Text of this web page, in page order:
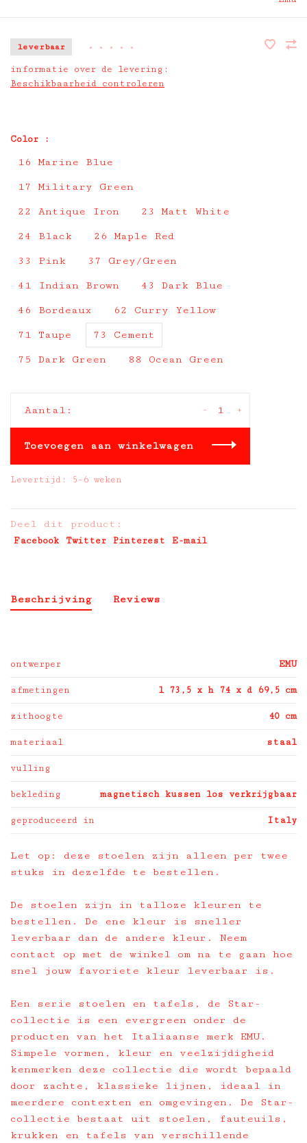
leverbaar • • • • •
informatie over de levering:
Beschikbaarheid controleren
Color :
16 Marine Blue
17 Military Green
22 Antique Iron 23 Matt White
24 Black 26 Maple Red
33 Pink 37 Grey/Green
41 Indian Brown 43 Dark Blue
46 Bordeaux 62 Curry Yellow
71 Taupe 73 Cement
75 Dark Green 88 Ocean Green
Aantal: +
-
Toevoegen aan winkelwagen
Levertijd: 5-6 weken
Deel dit product:
Facebook Twitter Pinterest E-mail
Beschrijving Reviews
ontwerper EMU
afmetingen l 73,5 x h 74 x d 69,5 cm
zithoogte 40 cm
materiaal staal
vulling
bekleding magnetisch kussen los verkrijgbaar
geproduceerd in Italy
Let op: deze stoelen zijn alleen per twee
stuks in dezelfde te bestellen.
De stoelen zijn in talloze kleuren te
bestellen. De ene kleur is sneller
leverbaar dan de andere kleur. Neem
contact op met de winkel om na te gaan hoe
snel jouw favoriete kleur leverbaar is.
Een serie stoelen en tafels, de Star-
collectie is een evergreen onder de
producten van het Italiaanse merk EMU.
Simpele vormen, kleur en veelzijdigheid
kenmerken deze collectie die wordt bepaald
door zachte, klassieke lijnen, ideaal in
meerdere contexten en omgevingen. De Star-
collectie bestaat uit stoelen, fauteuils,
krukken en tafels van verschillende